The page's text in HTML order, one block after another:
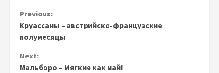
Continue
Reading
Previous:
Круассаны – австрийско-французские
полумесяцы
Next:
Мальборо – Мягкие как май!